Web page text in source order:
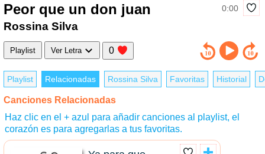
Peor que un don juan 0:00
Rossina Silva
Playlist Ver Letra 0
Playlist Relacionadas Rossina Silva Favoritas Historial
Canciones Relacionadas
Haz clic en el + azul para añadir canciones al playlist, el
corazón es para agregarlas a tus favoritas.